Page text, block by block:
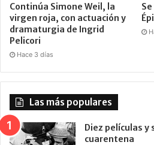
Continúa Simone Weil, la
virgen roja, con actuación y
dramaturgia de Ingrid
Pelicori
Hace 3 días
Las más populares
Diez películas y
cuarentena